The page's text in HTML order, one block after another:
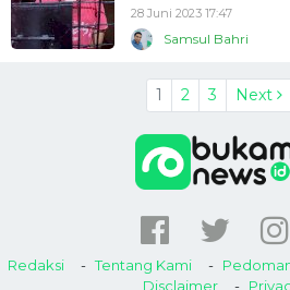
28 Juni 2023 17:47
Samsul Bahri
1 2 3 Next
Redaksi Tentang Kami
Disclaimer